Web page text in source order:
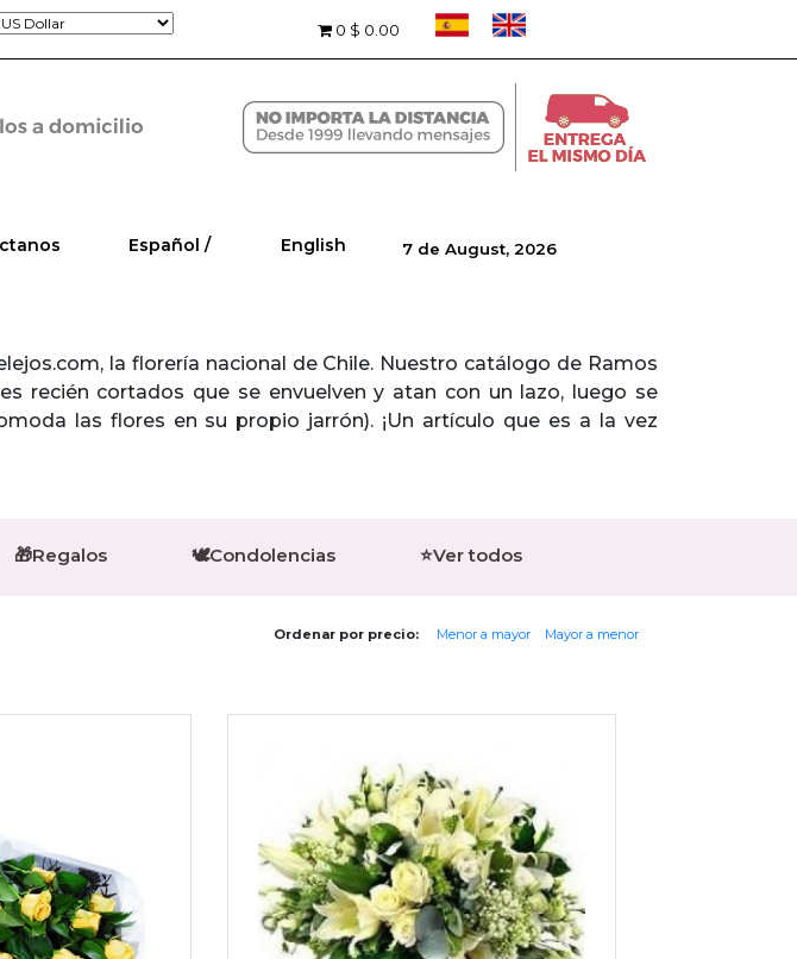
0 $ 0.00
Español / English 7 de August, 2026
la florería nacional de Chile. Nuestro catálogo de Ramos
recién cortados que se envuelven y atan con un lazo, luego se
las flores en su propio jarrón). ¡Un artículo que es a la vez
🎁Regalos 🕊️Condolencias ⭐Ver todos
Ordenar por precio: Menor a mayor Mayor a menor